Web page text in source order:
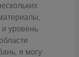
и уровень
я могу